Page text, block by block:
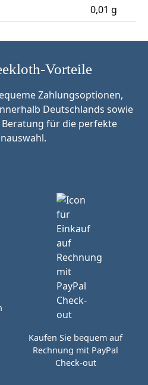
0,01 g
Vorteile
Zahlungsoptionen,
Deutschlands sowie
für die perfekte
Kaufen Sie bequem auf
Rechnung mit PayPal
Check-out